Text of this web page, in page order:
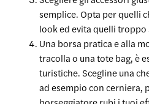
semplice. Opta per quelli
look ed evita quelli
Una borsa pratica e alla
tracolla o una tote bag, è
turistiche. Scegline una
ad esempio con cerniera,